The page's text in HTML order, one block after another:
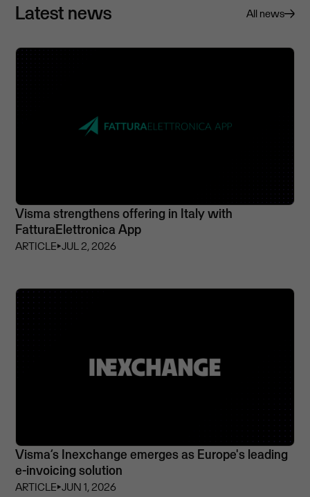
Latest news All news
Visma strengthens offering in Italy with
FatturaElettronica App
ARTICLE⏵JUL 2, 2026
Visma’s Inexchange emerges as Europe's leading
e-invoicing solution
ARTICLE⏵JUN 1, 2026